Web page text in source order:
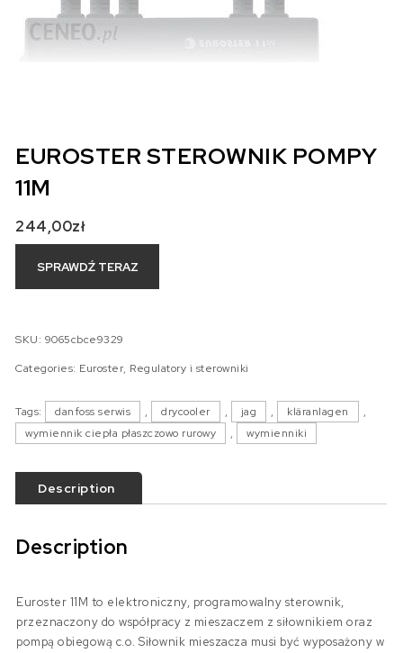
EUROSTER STEROWNIK POMPY
11M
244,00zł
SPRAWDŹ TERAZ
SKU: 9065cbce9329
Categories: Euroster, Regulatory i sterowniki
Tags: danfoss serwis , drycooler , jag , kläranlagen
,
wymiennik ciepła płaszczowo rurowy
, wymienniki
Description
Description
Euroster 11M to elektroniczny, programowalny sterownik,
przeznaczony do współpracy z mieszaczem z siłownikiem oraz
pompą obiegową c.o. Siłownik mieszacza musi być wyposażony w